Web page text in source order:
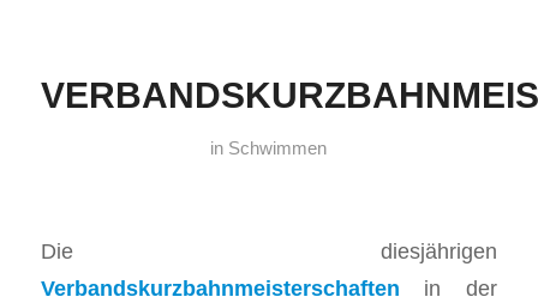
in Schwimmen
Die diesjährigen
Verbandskurzbahnmeisterschaften in der